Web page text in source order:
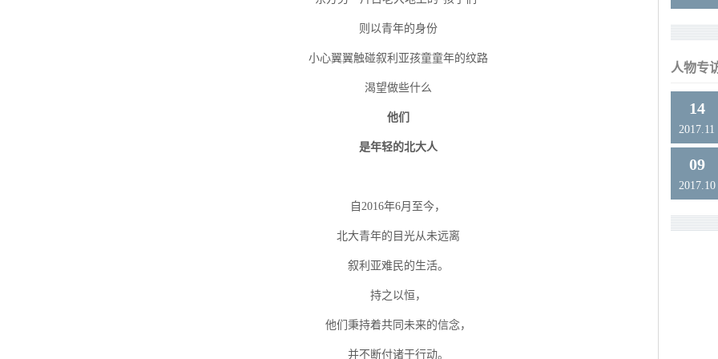
则以青年的身份
小心翼翼触碰叙利亚孩童童年的纹路
渴望做些什么
他们
是年轻的北大人
自2016年6月至今，
北大青年的目光从未远离
叙利亚难民的生活。
持之以恒，
他们秉持着共同未来的信念，
并不断付诸于行动。
人物专
14
2017.11
09
2017.10